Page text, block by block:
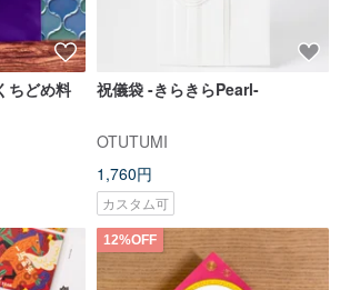
ちどめ料
祝儀袋 -きらきらPearl-
OTUTUMI
1,760円
カスタム可
12%OFF